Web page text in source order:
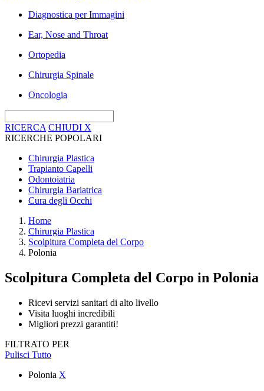
Diagnostica per Immagini
Ear, Nose and Throat
Ortopedia
Chirurgia Spinale
Oncologia
RICERCA CHIUDI X
RICERCHE POPOLARI
Chirurgia Plastica
Trapianto Capelli
Odontoiatria
Chirurgia Bariatrica
Cura degli Occhi
Home
Chirurgia Plastica
Scolpitura Completa del Corpo
Polonia
Scolpitura Completa del Corpo in Polonia
Ricevi servizi sanitari di alto livello
Visita luoghi incredibili
Migliori prezzi garantiti!
FILTRATO PER
Pulisci Tutto
Polonia X